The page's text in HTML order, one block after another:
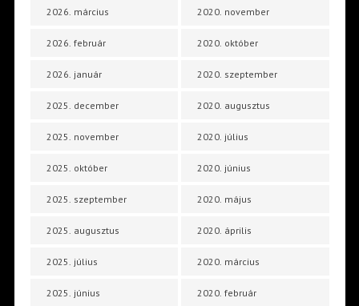
2026. március
2026. február
2026. január
2025. december
2025. november
2025. október
2025. szeptember
2025. augusztus
2025. július
2025. június
2020. november
2020. október
2020. szeptember
2020. augusztus
2020. július
2020. június
2020. május
2020. április
2020. március
2020. február